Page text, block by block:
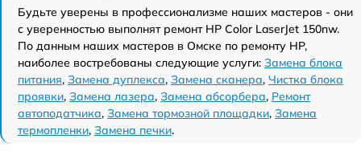
Будьте уверены в профессионализме наших мастеров - они
с уверенностью выполнят ремонт HP Color LaserJet 150nw.
По данным наших мастеров в Омске по ремонту HP,
наиболее востребованы следующие услуги: Замена блока
питания, Замена дуплекса, Замена сканера, Чистка блока
проявки, Замена лазера, Замена абсорбера, Ремонт
автоподатчика, Замена тормозной площадки, Замена
термопленки, Замена печки.